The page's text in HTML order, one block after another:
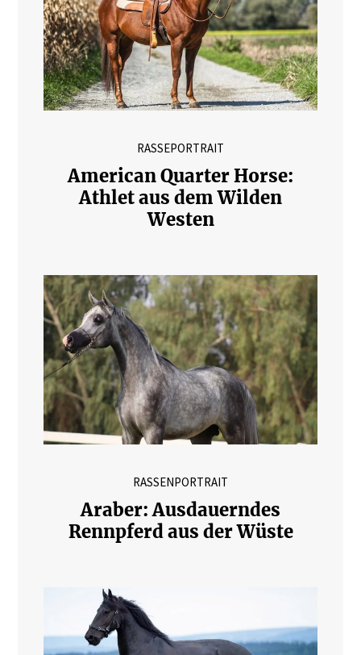
RASSEPORTRAIT
American Quarter Horse:
Athlet aus dem Wilden
Westen
RASSENPORTRAIT
Araber: Ausdauerndes
Rennpferd aus der Wüste